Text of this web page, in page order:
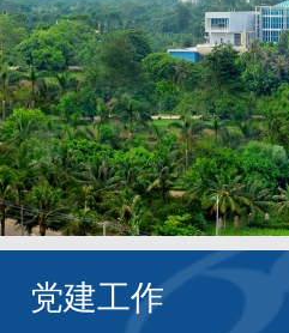
党建工作